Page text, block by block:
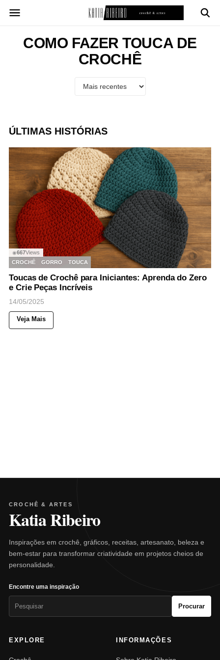
para
conteúdoCOMO FAZER TOUCA DE
CROCHÊ
ÚLTIMAS HISTÓRIAS
◉667Views
CROCHÊ
GORRO TOUCA
Toucas de Crochê para Iniciantes: Aprenda do Zero
e Crie Peças Incríveis
14/05/2025
Veja Mais
CROCHÊ & ARTES
Katia Ribeiro
Inspirações em crochê, gráficos, receitas, artesanato, beleza e
bem-estar para transformar criatividade em projetos cheios de
personalidade.
Encontre uma inspiração
Procurar
EXPLORE INFORMAÇÕES